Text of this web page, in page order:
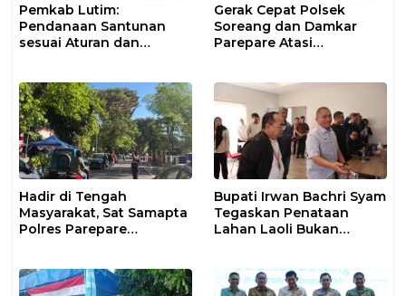
Pemkab Lutim:
Pendanaan Santunan
sesuai Aturan dan
Gerak Cepat Polsek
Soreang dan Damkar
Parepare Atasi
Hadir di Tengah
Masyarakat, Sat Samapta
Polres Parepare
Bupati Irwan Bachri Syam
Tegaskan Penataan
Lahan Laoli Bukan